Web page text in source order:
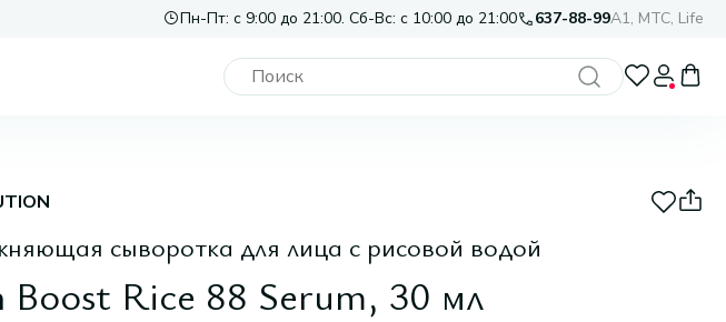
Пн-Пт: с 9:00 до 21:00. Сб-Вс: с 10:00 до 21:00 637-88-99A1, МТС, Life
сыворотка для лица с рисовой водой
Boost Rice 88 Serum, 30 мл